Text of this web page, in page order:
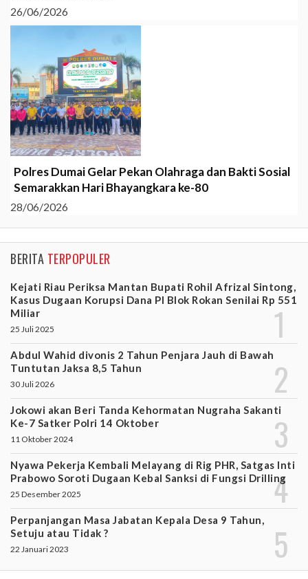
26/06/2026
Polres Dumai Gelar Pekan Olahraga dan Bakti Sosial
Semarakkan Hari Bhayangkara ke-80
28/06/2026
BERITA TERPOPULER
Kejati Riau Periksa Mantan Bupati Rohil Afrizal Sintong,
Kasus Dugaan Korupsi Dana PI Blok Rokan Senilai Rp 551
Miliar
25 Juli 2025
Abdul Wahid divonis 2 Tahun Penjara Jauh di Bawah
Tuntutan Jaksa 8,5 Tahun
30 Juli 2026
Jokowi akan Beri Tanda Kehormatan Nugraha Sakanti
Ke-7 Satker Polri 14 Oktober
11 Oktober 2024
Nyawa Pekerja Kembali Melayang di Rig PHR, Satgas Inti
Prabowo Soroti Dugaan Kebal Sanksi di Fungsi Drilling
25 Desember 2025
Perpanjangan Masa Jabatan Kepala Desa 9 Tahun,
Setuju atau Tidak ?
22 Januari 2023